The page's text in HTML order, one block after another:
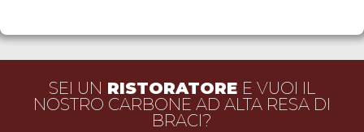
SEI UN RISTORATORE E VUOI IL
NOSTRO CARBONE AD ALTA RESA DI
BRACI?